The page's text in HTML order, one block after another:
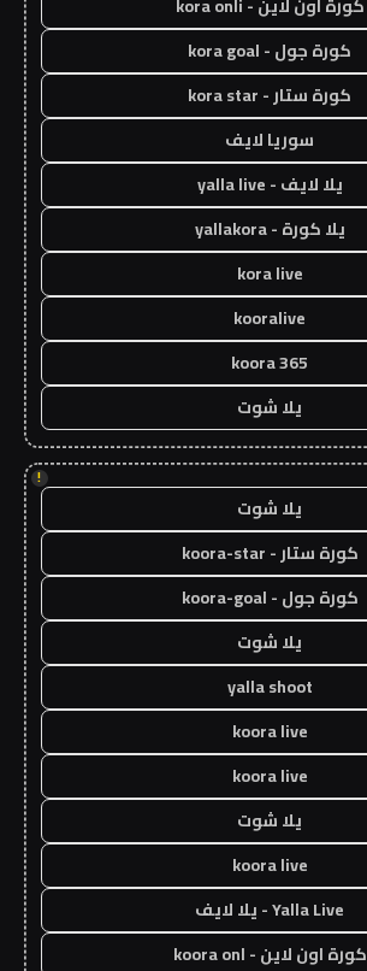
كورة جول - kora goal
كورة ستار - kora star
سوريا لايف
يلا لايف - yalla live
يلا كورة - yallakora
kora live
kooralive
koora 365
يلا شوت
!
يلا شوت
كورة ستار - koora-star
كورة جول - koora-goal
يلا شوت
yalla shoot
koora live
koora live
يلا شوت
koora live
Yalla Live - يلا لايف
كورة اون لاين - koora onl